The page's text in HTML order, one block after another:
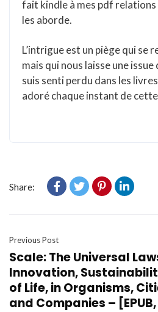
fait kindle à mes pdf
les aborde.
L’intrigue est un piège qui se
mais qui nous laisse une issue
suis senti perdu dans les
adoré chaque instant de
Share:
Previous Post
Scale: The Universal
Innovation,
of Life, in Organisms,
and Companies – [EPUB,